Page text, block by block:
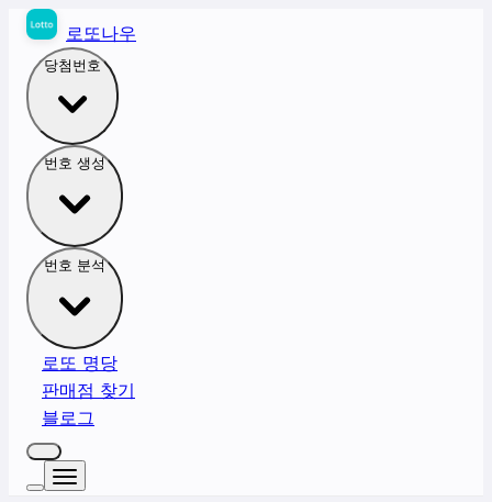
로또나우
당첨번호
번호 생성
번호 분석
로또 명당
판매점 찾기
블로그